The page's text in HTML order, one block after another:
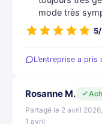
mode très
L’entreprise a
Rosanne M.
Partagé le 2 avril
1 avril